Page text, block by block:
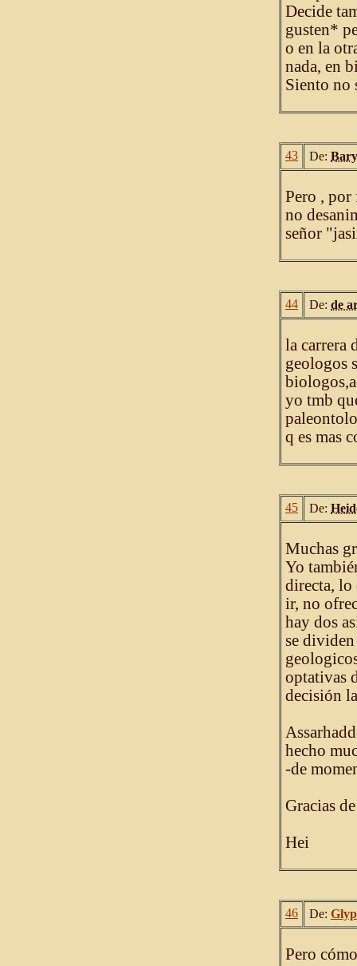
Decide
gusten*
o en la
nada, en
Siento no
43 De:
Pero , por
no
señor
44 De: de
la carrera
geologos
yo tmb
q es mas
45 De:
Muchas
Yo
directa, lo
ir, no
hay dos
se dividen
optativas
decisión
hecho
-de
Gracias
Hei
46 De:
Pero